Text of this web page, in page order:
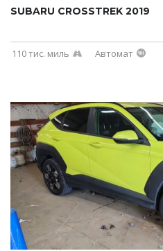
SUBARU CROSSTREK 2019
110 тис. миль Автомат